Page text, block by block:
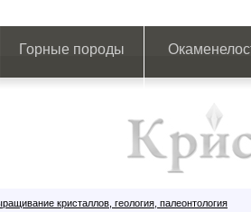
Горные породы
кристаллов, геология, палеонтология